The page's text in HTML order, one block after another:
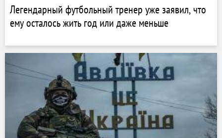
Легендарный футбольный тренер уже заявил, что
ему осталось жить год или даже меньше